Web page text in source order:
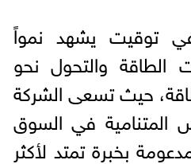
توقيت يشهد نمواً
الطاقة والتحول نحو
حيث تسعى الشركة
المتنامية في السوق
بخبرة تمتد لأكثر